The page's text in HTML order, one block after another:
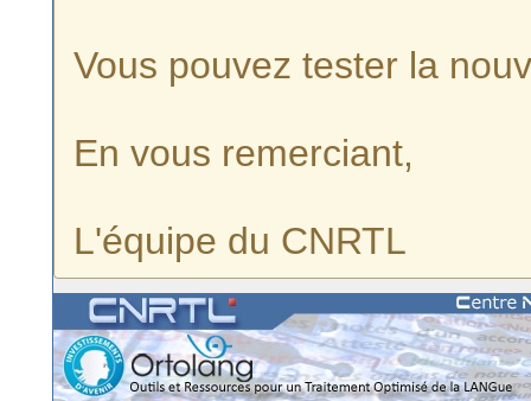
Vous pouvez tester la
En vous remerciant,
L'équipe du CNRTL